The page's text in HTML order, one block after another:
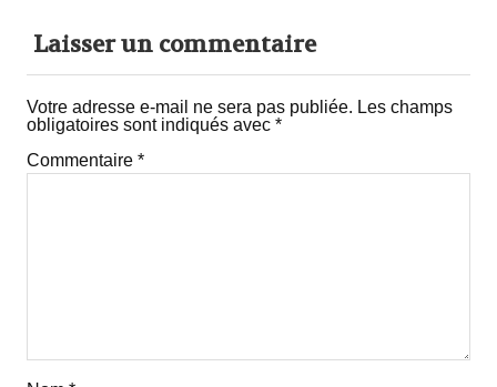
Laisser un commentaire
Votre adresse e-mail ne sera pas publiée. Les champs
obligatoires sont indiqués avec *
Commentaire *